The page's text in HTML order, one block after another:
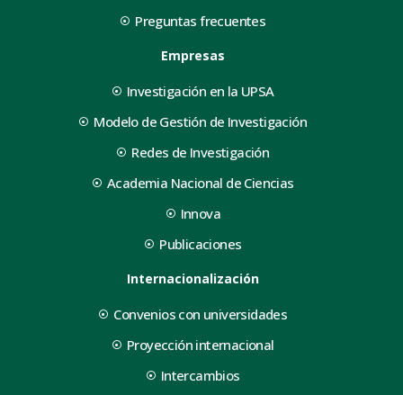
Preguntas frecuentes
Empresas
Investigación en la UPSA
Modelo de Gestión de Investigación
Redes de Investigación
Academia Nacional de Ciencias
Innova
Publicaciones
Internacionalización
Convenios con universidades
Proyección internacional
Intercambios